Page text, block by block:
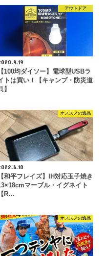
アウトドア
【100均ダイソー】電球型USBラ
トは買い！【キャンプ・防災道
】
オススメの逸品
【和平フレイズ】IH対応玉子焼き
マーブル・イグネイト
【R…
オススメの逸品